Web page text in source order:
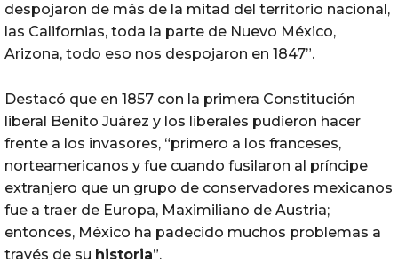
despojaron de más de la mitad del territorio nacional,
las Californias, toda la parte de Nuevo México,
Arizona, todo eso nos despojaron en 1847”.
Destacó que en 1857 con la primera Constitución
liberal Benito Juárez y los liberales pudieron hacer
frente a los invasores, “primero a los franceses,
norteamericanos y fue cuando fusilaron al príncipe
extranjero que un grupo de conservadores mexicanos
fue a traer de Europa, Maximiliano de Austria;
entonces, México ha padecido muchos problemas a
través de su historia”.